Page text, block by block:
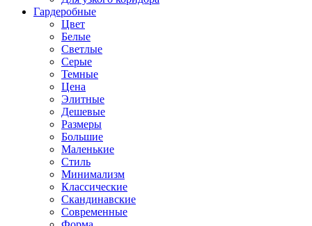
Гардеробные
Цвет
Белые
Светлые
Серые
Темные
Цена
Элитные
Дешевые
Размеры
Большие
Маленькие
Стиль
Минимализм
Классические
Скандинавские
Современные